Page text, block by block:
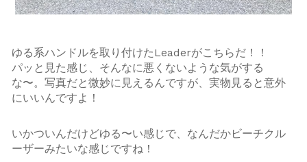
ゆる系ハンドルを取り付けたLeaderがこちらだ！！
パッと見た感じ、そんなに悪くないような気がする
な〜。写真だと微妙に見えるんですが、実物見ると意外
にいいんですよ！
いかついんだけどゆる〜い感じで、なんだかビーチクル
ーザーみたいな感じですね！